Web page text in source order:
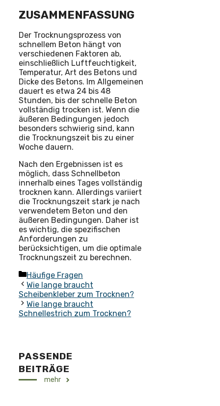
ZUSAMMENFASSUNG
Der Trocknungsprozess von
schnellem Beton hängt von
verschiedenen Faktoren ab,
einschließlich Luftfeuchtigkeit,
Temperatur, Art des Betons und
Dicke des Betons. Im Allgemeinen
dauert es etwa 24 bis 48
Stunden, bis der schnelle Beton
vollständig trocken ist. Wenn die
äußeren Bedingungen jedoch
besonders schwierig sind, kann
die Trocknungszeit bis zu einer
Woche dauern.
Nach den Ergebnissen ist es
möglich, dass Schnellbeton
innerhalb eines Tages vollständig
trocknen kann. Allerdings variiert
die Trocknungszeit stark je nach
verwendetem Beton und den
äußeren Bedingungen. Daher ist
es wichtig, die spezifischen
Anforderungen zu
berücksichtigen, um die optimale
Trocknungszeit zu berechnen.
Kategorien
Häufige Fragen
Wie lange braucht
Scheibenkleber zum Trocknen?
Wie lange braucht
Schnellestrich zum Trocknen?
PASSENDE
BEITRÄGE
mehr